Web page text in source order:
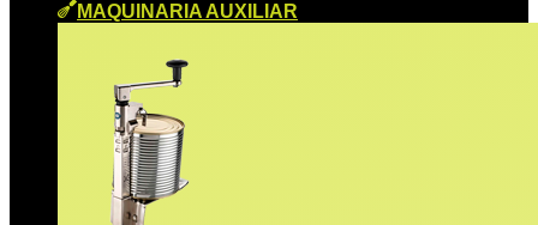
MAQUINARIA AUXILIAR